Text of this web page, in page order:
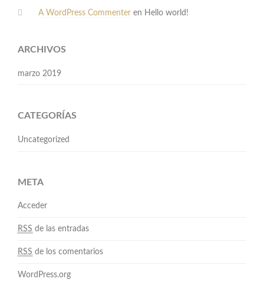
A WordPress Commenter en Hello world!
ARCHIVOS
marzo 2019
CATEGORÍAS
Uncategorized
META
Acceder
RSS de las entradas
RSS de los comentarios
WordPress.org